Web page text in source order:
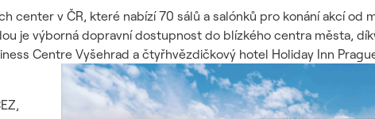
center v ČR, které nabízí 70 sálů a salónků pro konání akcí od
je výborná dopravní dostupnost do blízkého centra města,
Centre Vyšehrad a čtyřhvězdičkový hotel Holiday Inn